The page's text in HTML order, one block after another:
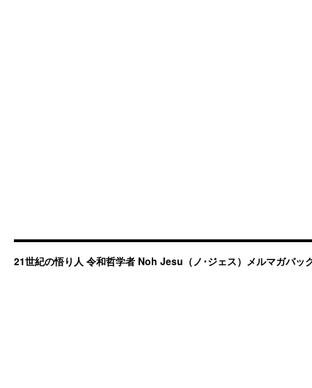
21世紀の悟り人 令和哲学者 Noh Jesu（ノ･ジェス）メルマガバッ